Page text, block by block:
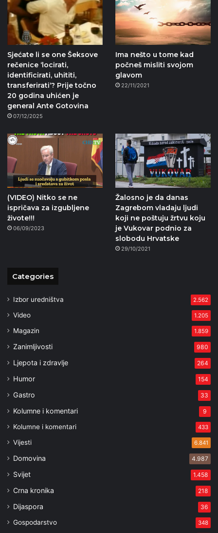
Sjećate li se one Šeksove
rečenice ‘locirati,
identificirati, uhititi,
transferirati‘? Prije točno
20 godina uhićen je
general Ante Gotovina
07/12/2025
Ima nešto u tome kad
počneš misliti svojom
glavom
22/11/2021
(VIDEO) Nitko se ne
ispričava za izgubljene
živote!!!
06/09/2023
Žalosno je da danas
Zagrebom vladaju ljudi
koji ne poštuju žrtvu koju
je Vukovar podnio za
slobodu Hrvatske
29/10/2021
Categories
Izbor uredništva 2.562
Video 1.205
Magazin 1.859
Zanimljivosti 980
Ljepota i zdravlje 264
Humor 154
Gastro 33
Kolumne i komentari 9
Kolumne i komentari 433
Vijesti 6.841
Domovina 4.987
Svijet 1.458
Crna kronika 218
Dijaspora 36
Gospodarstvo 348